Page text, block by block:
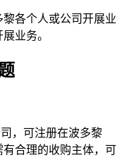
各个人或公司开展业
业务。
，可注册在波多黎
合理的收购主体，可